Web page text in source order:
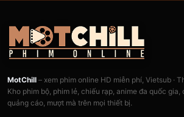
MotChill – xem phim online HD miễn phí, Vietsub ·
Kho phim bộ, phim lẻ, chiếu rạp, anime đa quốc
quảng cáo, mượt mà trên mọi thiết bị.